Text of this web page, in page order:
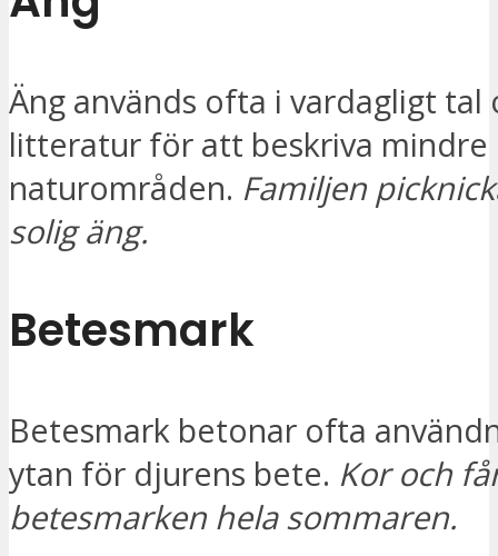
Äng används ofta i vardagligt tal
litteratur för att beskriva mindre
naturområden. Familjen
solig äng.
Betesmark
Betesmark betonar ofta
ytan för djurens bete. Kor och
betesmarken hela sommaren.